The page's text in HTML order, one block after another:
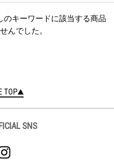
のキーワードに該当する商品
んでした。
TOP
SNS